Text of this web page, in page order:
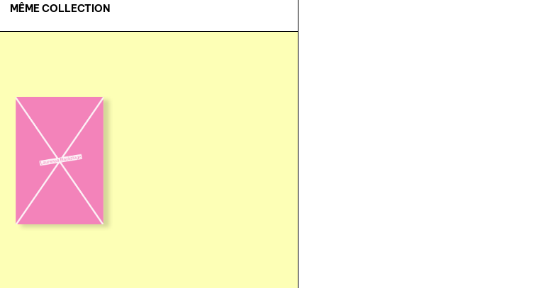
MÊME COLLECTION